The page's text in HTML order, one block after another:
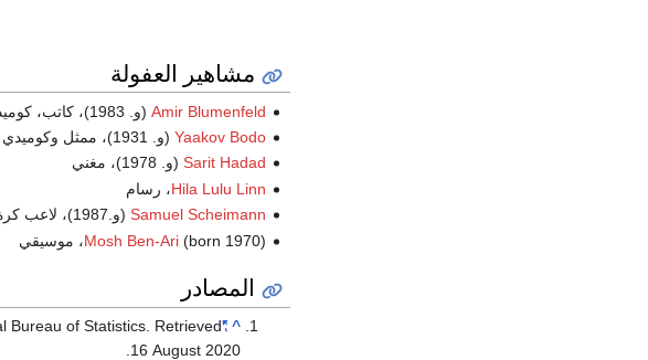
مشاهير العفولة
Amir Blumenfeld (و. 1983)، كاتب، كوميدي، ممثل، ومذيع تلفزيوني
Yaakov Bodo (و. 1931)، ممثل وكوميدي
Sarit Hadad (و. 1978)، مغني
Hila Lulu Linn، رسام
Samuel Scheimann (و.1987)، لاعب كرة قدم
Mosh Ben-Ari(born 1970)، موسيقي
المصادر
^
"Population in the Localities 2019"
Bureau of Statistics . Retrieved
16 August 2020